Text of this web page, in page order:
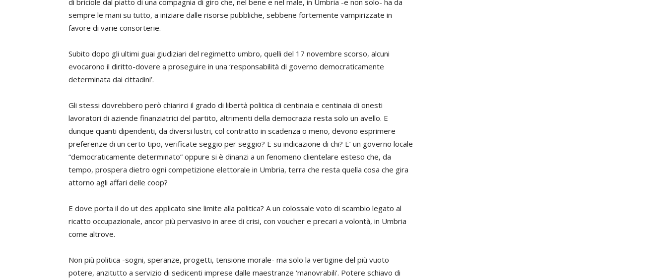
di briciole dal piatto di una compagnia di giro che, nel bene e nel male, in Umbria -e non solo- ha da
sempre le mani su tutto, a iniziare dalle risorse pubbliche, sebbene fortemente vampirizzate in
favore di varie consorterie.
Subito dopo gli ultimi guai giudiziari del regimetto umbro, quelli del 17 novembre scorso, alcuni
evocarono il diritto-dovere a proseguire in una ‘responsabilità di governo democraticamente
determinata dai cittadini’.
Gli stessi dovrebbero però chiarirci il grado di libertà politica di centinaia e centinaia di onesti
lavoratori di aziende finanziatrici del partito, altrimenti della democrazia resta solo un avello. E
dunque quanti dipendenti, da diversi lustri, col contratto in scadenza o meno, devono esprimere
preferenze di un certo tipo, verificate seggio per seggio? E su indicazione di chi? E’ un governo locale
“democraticamente determinato” oppure si è dinanzi a un fenomeno clientelare esteso che, da
tempo, prospera dietro ogni competizione elettorale in Umbria, terra che resta quella cosa che gira
attorno agli affari delle coop?
E dove porta il do ut des applicato sine limite alla politica? A un colossale voto di scambio legato al
ricatto occupazionale, ancor più pervasivo in aree di crisi, con voucher e precari a volontà, in Umbria
come altrove.
Non più politica -sogni, speranze, progetti, tensione morale- ma solo la vertigine del più vuoto
potere, anzitutto a servizio di sedicenti imprese dalle maestranze ‘manovrabili’. Potere schiavo di